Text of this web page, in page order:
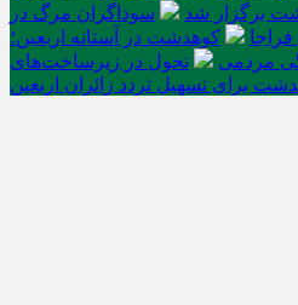
برگزار شد
سوداگران مرگ در
کوهدشت در آستانه اربعین؛
مردمی
تحول در زیرساخت‌های
برای تسهیل تردد زائران اربعین